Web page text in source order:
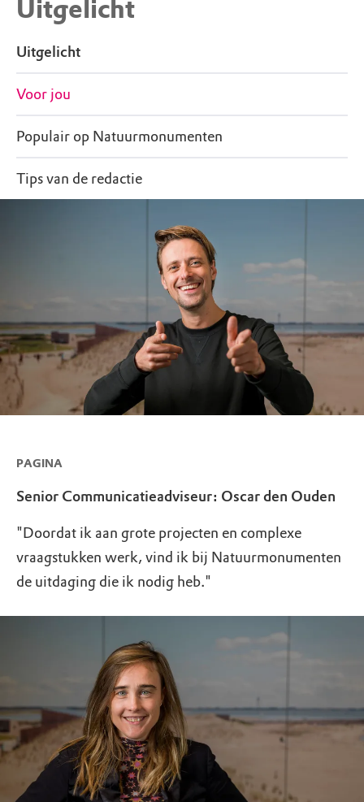
Uitgelicht
Uitgelicht
Voor jou
Populair op Natuurmonumenten
Tips van de redactie
PAGINA
Senior Communicatieadviseur: Oscar den Ouden
"Doordat ik aan grote projecten en complexe
vraagstukken werk, vind ik bij Natuurmonumenten
de uitdaging die ik nodig heb."